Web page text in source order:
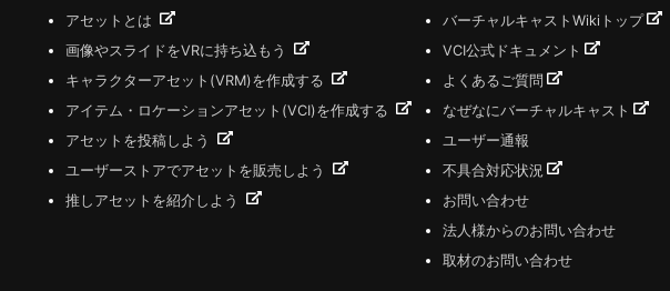
アセットとは
画像やスライドをVRに持ち込もう
キャラクターアセット(VRM)を作成する
アイテム・ロケーションアセット(VCI)を作成する
アセットを投稿しよう
ユーザーストアでアセットを販売しよう
推しアセットを紹介しよう
バーチャルキャストWikiトップ
VCI公式ドキュメント
よくあるご質問
なぜなにバーチャルキャスト
ユーザー通報
不具合対応状況
お問い合わせ
法人様からのお問い合わせ
取材のお問い合わせ